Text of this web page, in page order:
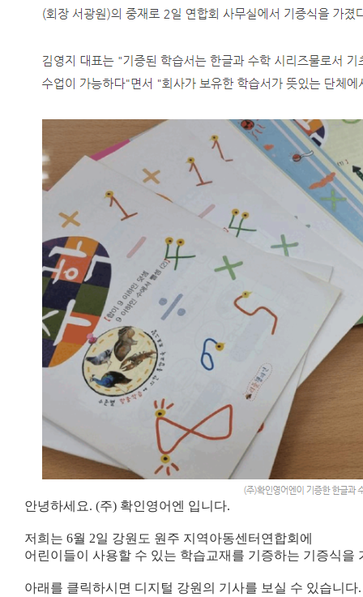
안녕하세요. (주) 확인영어엔 입니다.
저희는 6월 2일 강원도 원주 지역아동센터연합회에
어린이들이 사용할 수 있는 학습교재를 기증하는 기증식을
아래를 클릭하시면 디지털 강원의 기사를 보실 수 있습니